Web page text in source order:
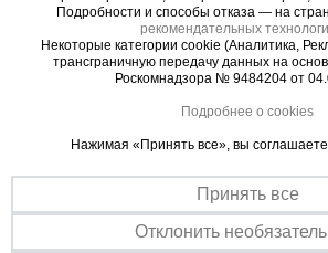
новом месте.
Важные
эффективная
Мощный двигатель позволяет добиться
уплотнения бетонной смеси.
Подробности и способы отказа — на
рекомендательных
Некоторые категории cookie (Аналитика,
трансграничную передачу данных на
Роскомнадзора № 9484204 от
Подробнее о cookies
Нажимая «Принять все», вы
Принять все
Отклонить